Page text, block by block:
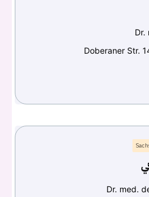
Dr.
Doberaner Str.
Dr. med.